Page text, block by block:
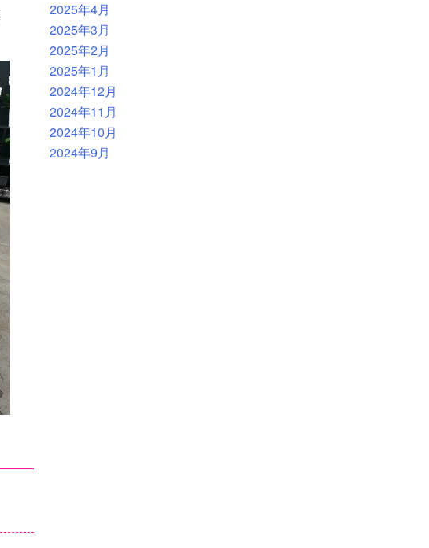
2025年4月
2025年3月
2025年2月
2025年1月
2024年12月
2024年11月
2024年10月
2024年9月